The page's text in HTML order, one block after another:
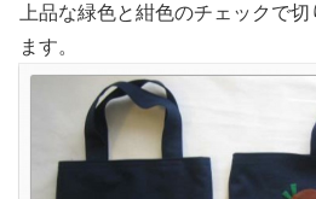
上品な緑色と紺色のチェックで
ます。